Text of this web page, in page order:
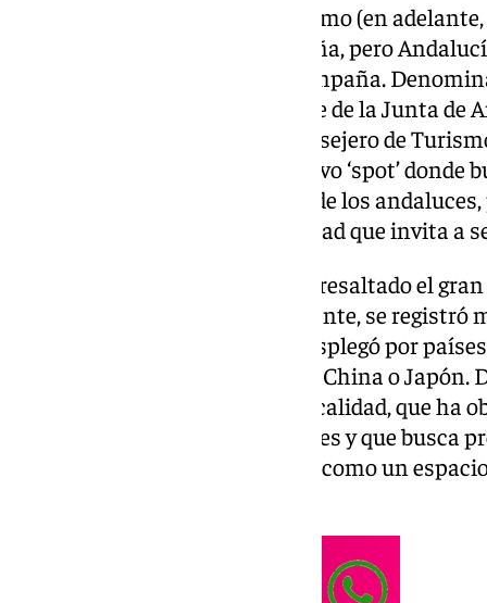
La Feria Internacional de Turismo (en adelante,
miércoles en la capital de España, pero
mostrar al mundo su nueva campaña.
Andalusian Crush’, el presidente de la Junta
asistido en Madrid, junto al consejero de
Bernal, para presentar este nuevo ‘spot’
es increíble por la forma de ser de los
características y por su diversidad que invita a
En la presentación, Moreno ha resaltado el
campaña, pues según el presidente, se registró
impresiones totales y que se desplegó por
Francia, Italia, Estados Unidos, China o Japón.
dirigente: «Es una campaña de calidad, que ha
reconocimientos internacionales y que busca
como un destino turístico, sino como un